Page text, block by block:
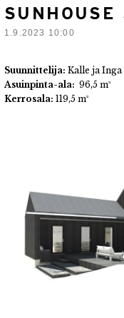
1.9.2023 10:00
Suunnittelija: Kalle ja
Asuinpinta-ala: 96,5 m²
Kerrosala: 119,5 m²